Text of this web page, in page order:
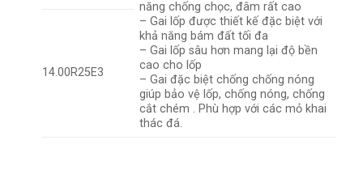
năng chống chọc, đâm rất cao
– Gai lốp được thiết kế đặc biệt với
khả năng bám đất tối đa
– Gai lốp sâu hơn mang lại độ bền
cao cho lốp
– Gai đặc biệt chống chống nóng
giúp bảo vệ lốp, chống nóng, chống
cắt chém . Phù hợp với các mỏ khai
thác đá.
14.00R25E3